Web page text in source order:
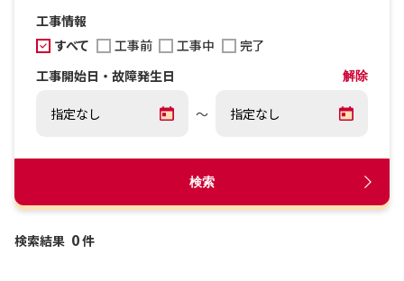
工事情報
すべて
工事前 工事中
完了
工事開始日・故障発生日
解除
～
検索
検索結果 0件